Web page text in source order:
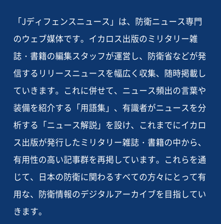
「Jディフェンスニュース」は、防衛ニュース専門
のウェブ媒体です。イカロス出版のミリタリー雑
誌・書籍の編集スタッフが運営し、防衛省などが発
信するリリースニュースを幅広く収集、随時掲載し
ていきます。これに併せて、ニュース頻出の言葉や
装備を紹介する「用語集」、有識者がニュースを分
析する「ニュース解説」を設け、これまでにイカロ
ス出版が発行したミリタリー雑誌・書籍の中から、
有用性の高い記事群を再掲しています。これらを通
じて、日本の防衛に関わるすべての方々にとって有
用な、防衛情報のデジタルアーカイブを目指してい
きます。